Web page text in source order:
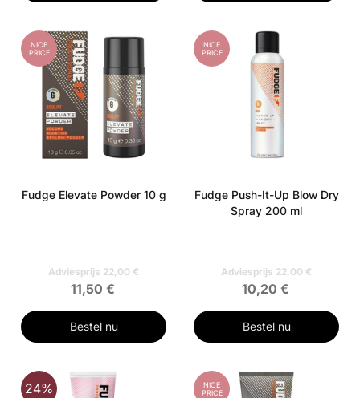
NICE
PRICE
Fudge Elevate Powder 10 g
Adviesprijs 22,00 €
11,50 €
Bestel nu
NICE
PRICE
Fudge Push-It-Up Blow Dry
Spray 200 ml
Adviesprijs 22,00 €
10,20 €
Bestel nu
24%
NICE
PRICE